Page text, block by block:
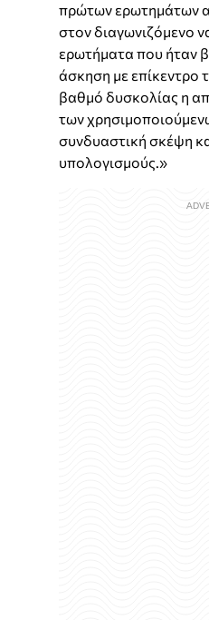
πρώτων ερωτημάτων
στον διαγωνιζόμενο
ερωτήματα που ήταν
άσκηση με επίκεντρο
βαθμό δυσκολίας η
των
συνδυαστική σκέψη
υπολογισμούς.»